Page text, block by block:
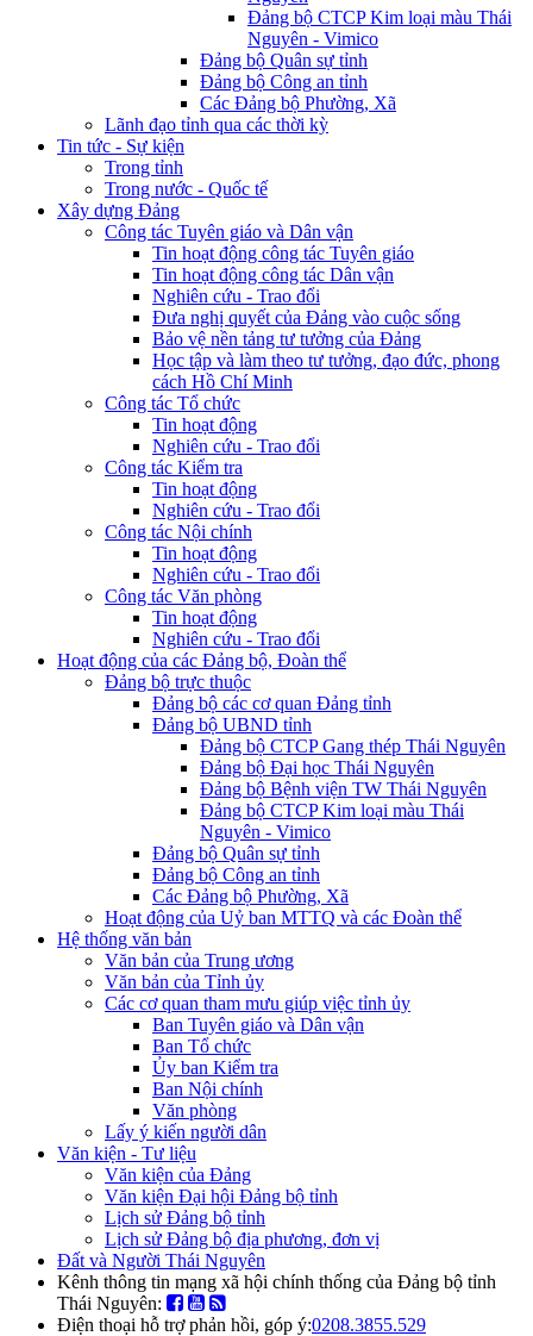
Đảng bộ CTCP Kim loại màu Thái
Nguyên - Vimico
Đảng bộ Quân sự tỉnh
Đảng bộ Công an tỉnh
Các Đảng bộ Phường, Xã
Lãnh đạo tỉnh qua các thời kỳ
Tin tức - Sự kiện
Trong tỉnh
Trong nước - Quốc tế
Xây dựng Đảng
Công tác Tuyên giáo và Dân vận
Tin hoạt động công tác Tuyên giáo
Tin hoạt động công tác Dân vận
Nghiên cứu - Trao đổi
Đưa nghị quyết của Đảng vào cuộc sống
Bảo vệ nền tảng tư tưởng của Đảng
Học tập và làm theo tư tưởng, đạo đức, phong
cách Hồ Chí Minh
Công tác Tổ chức
Tin hoạt động
Nghiên cứu - Trao đổi
Công tác Kiểm tra
Tin hoạt động
Nghiên cứu - Trao đổi
Công tác Nội chính
Tin hoạt động
Nghiên cứu - Trao đổi
Công tác Văn phòng
Tin hoạt động
Nghiên cứu - Trao đổi
Hoạt động của các Đảng bộ, Đoàn thể
Đảng bộ trực thuộc
Đảng bộ các cơ quan Đảng tỉnh
Đảng bộ UBND tỉnh
Đảng bộ CTCP Gang thép Thái Nguyên
Đảng bộ Đại học Thái Nguyên
Đảng bộ Bệnh viện TW Thái Nguyên
Đảng bộ CTCP Kim loại màu Thái
Nguyên - Vimico
Đảng bộ Quân sự tỉnh
Đảng bộ Công an tỉnh
Các Đảng bộ Phường, Xã
Hoạt động của Uỷ ban MTTQ và các Đoàn thể
Hệ thống văn bản
Văn bản của Trung ương
Văn bản của Tỉnh ủy
Các cơ quan tham mưu giúp việc tỉnh ủy
Ban Tuyên giáo và Dân vận
Ban Tổ chức
Ủy ban Kiểm tra
Ban Nội chính
Văn phòng
Lấy ý kiến người dân
Văn kiện - Tư liệu
Văn kiện của Đảng
Văn kiện Đại hội Đảng bộ tỉnh
Lịch sử Đảng bộ tỉnh
Lịch sử Đảng bộ địa phương, đơn vị
Đất và Người Thái Nguyên
Kênh thông tin mạng xã hội chính thống của Đảng bộ tỉnh
Thái Nguyên:
Điện thoại hỗ trợ phản hồi, góp ý:0208.3855.529